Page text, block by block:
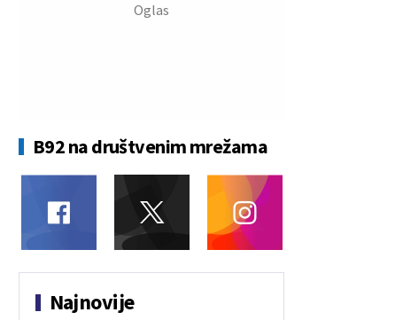
B92 na društvenim mrežama
Najnovije